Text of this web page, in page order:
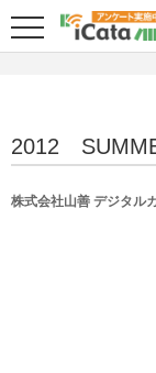
2012
株式会社山善 デジタル